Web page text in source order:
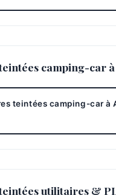
camping-car
teintées camping-car à
utilitaires &